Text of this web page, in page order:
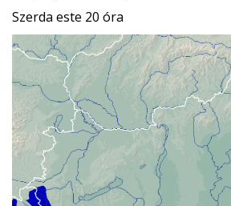
Szerda este 20 óra